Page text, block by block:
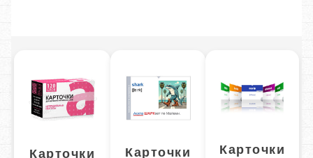
Карточки Карточки Карточки